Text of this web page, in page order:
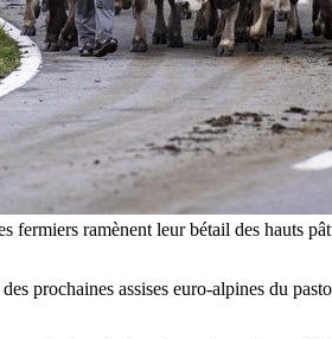
fermiers ramènent leur bétail des hauts
prochaines assises euro-alpines du